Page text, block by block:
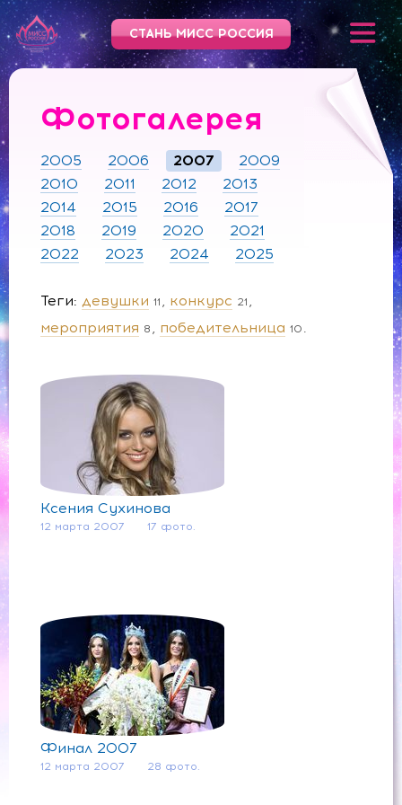
СТАНЬ МИСС РОССИЯ
Фотогалерея
2005 2006 2007
2009
2010
2011 2012
2013
2014
2015 2016
2017
2018
2019 2020
2021
2022
2023 2024 2025
Теги девушки 11 конкурс 21
мероприятия 8 победительница 10
Ксения Сухинова
12 марта 2007 17 фото.
Финал 2007
12 марта 2007 28 фото.